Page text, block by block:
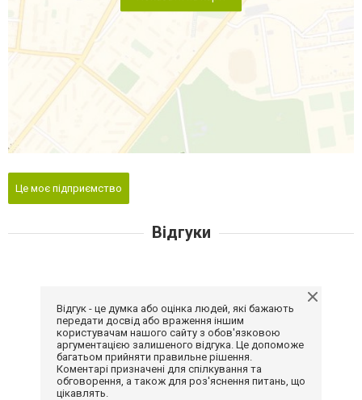
Це моє підприємство
Відгуки
Відгук - це думка або оцінка людей, які бажають
передати досвід або враження іншим
користувачам нашого сайту з обов'язковою
аргументацією залишеного відгука. Це допоможе
багатьом прийняти правильне рішення.
Коментарі призначені для спілкування та
обговорення, а також для роз'яснення питань, що
цікавлять.